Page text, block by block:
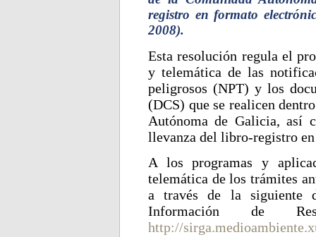
registro en formato
2008).
Esta resolución regula el
y telemática de las
peligrosos (NPT) y los
(DCS) que se realicen
Autónoma de Galicia, así
llevanza del libro-registro
A los programas y
telemática de los trámites
a través de la siguiente
Información de
http://